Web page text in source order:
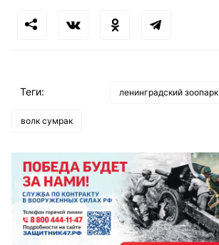
Теги: ленинградский зоопарк
волк сумрак